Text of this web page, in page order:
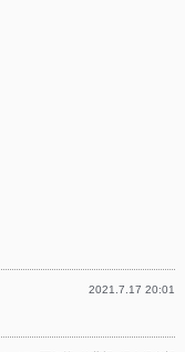
2021.7.17 20:01